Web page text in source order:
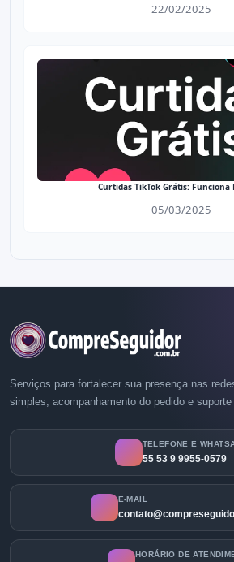
22/02/2025
Curtidas TikTok Grátis: Funciona
05/03/2025
Serviços para fortalecer sua presença nas
simples, acompanhamento do pedido e suporte
TELEFONE E
55 53 9 9955-0579
E-MAIL
HORÁRIO DE